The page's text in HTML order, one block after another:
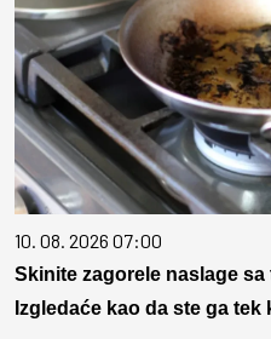
10. 08. 2026 07:00
Skinite zagorele naslage sa
Izgledaće kao da ste ga